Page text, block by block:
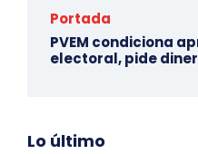
Portada
PVEM condiciona
electoral, pide
Lo último